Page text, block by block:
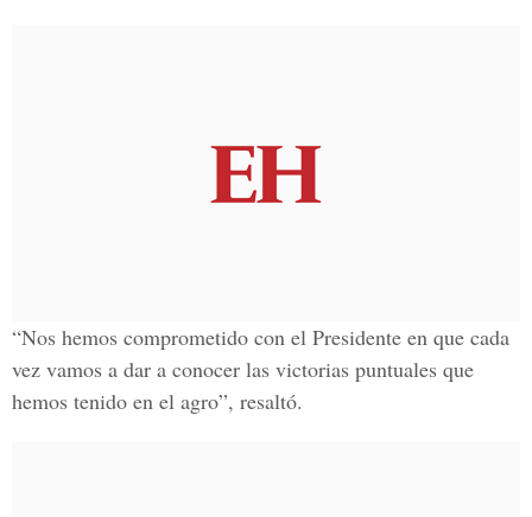
“Nos hemos comprometido con el Presidente en que cada
vez vamos a dar a conocer las victorias puntuales que
hemos tenido en el agro”, resaltó.